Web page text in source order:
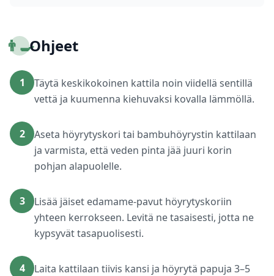
👨‍🍳Ohjeet
1
Täytä keskikokoinen kattila noin viidellä sentillä
vettä ja kuumenna kiehuvaksi kovalla lämmöllä.
2
Aseta höyrytyskori tai bambuhöyrystin kattilaan
ja varmista, että veden pinta jää juuri korin
pohjan alapuolelle.
3
Lisää jäiset edamame-pavut höyrytyskoriin
yhteen kerrokseen. Levitä ne tasaisesti, jotta ne
kypsyvät tasapuolisesti.
4
Laita kattilaan tiivis kansi ja höyrytä papuja 3–5